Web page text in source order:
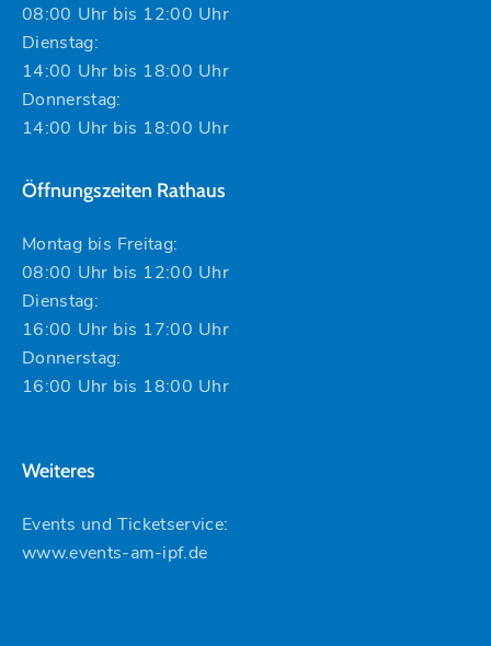
08:00 Uhr bis 12:00 Uhr
Dienstag:
14:00 Uhr bis 18:00 Uhr
Donnerstag:
14:00 Uhr bis 18:00 Uhr
Öffnungszeiten Rathaus
Montag bis Freitag:
08:00 Uhr bis 12:00 Uhr
Dienstag:
16:00 Uhr bis 17:00 Uhr
Donnerstag:
16:00 Uhr bis 18:00 Uhr
Weiteres
Events und Ticketservice:
www.events-am-ipf.de